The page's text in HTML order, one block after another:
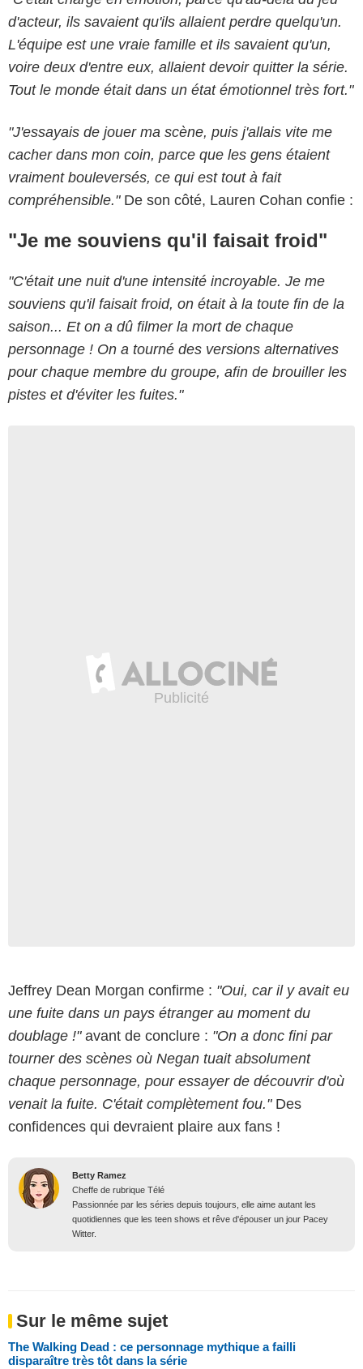
d'acteur, ils savaient qu'ils allaient perdre quelqu'un.
L'équipe est une vraie famille et ils savaient qu'un,
voire deux d'entre eux, allaient devoir quitter la série.
Tout le monde était dans un état émotionnel très fort."
"J'essayais de jouer ma scène, puis j'allais vite me
cacher dans mon coin, parce que les gens étaient
vraiment bouleversés, ce qui est tout à fait
compréhensible."De son côté, Lauren Cohan confie :
"Je me souviens qu'il faisait froid"
"C'était une nuit d'une intensité incroyable. Je me
souviens qu'il faisait froid, on était à la toute fin de la
saison... Et on a dû filmer la mort de chaque
personnage ! On a tourné des versions alternatives
pour chaque membre du groupe, afin de brouiller les
pistes et d'éviter les fuites."
Jeffrey Dean Morgan confirme : "Oui, car il y avait eu
une fuite dans un pays étranger au moment du
doublage !"avant de conclure : "On a donc fini par
tourner des scènes où Negan tuait absolument
chaque personnage, pour essayer de découvrir d'où
venait la fuite. C'était complètement fou."Des
confidences qui devraient plaire aux fans !
Betty Ramez
Cheffe de rubrique Télé
Passionnée par les séries depuis toujours, elle aime autant les
quotidiennes que les teen shows et rêve d'épouser un jour Pacey
Witter.
Sur le même sujet
The Walking Dead : ce personnage mythique a failli
disparaître très tôt dans la série